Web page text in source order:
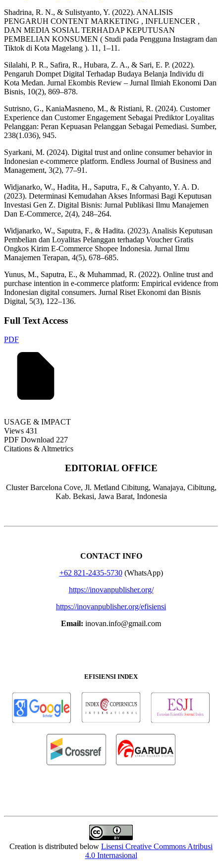
Shadrina, R. N., & Sulistyanto, Y. (2022). ANALISIS
PENGARUH CONTENT MARKETING , INFLUENCER ,
DAN MEDIA SOSIAL TERHADAP KEPUTUSAN
PEMBELIAN KONSUMEN ( Studi pada Pengguna Instagram dan
Tiktok di Kota Magelang ). 11, 1–11.
Silalahi, P. R., Safira, R., Hubara, Z. A., & Sari, E. P. (2022).
Pengaruh Dompet Digital Terhadap Budaya Belanja Individu di
Kota Medan. Jurnal Ekombis Review – Jurnal Ilmiah Ekonomi Dan
Bisnis, 10(2), 869–878.
Sutrisno, G., KaniaMasneno, M., & Ristiani, R. (2024). Customer
Experience dan Customer Engagement Sebagai Prediktor Loyalitas
Pelanggan: Peran Kepuasan Pelanggan Sebagai Pemediasi. Sumber,
238(1.036), 945.
Syarkani, M. (2024). Digital trust and online consumer behavior in
Indonesian e-commerce platform. Endless Journal of Business and
Management, 3(2), 77–91.
Widjanarko, W., Hadita, H., Saputra, F., & Cahyanto, Y. A. D.
(2023). Determinasi Kemudahan Akses Informasi Bagi Keputusan
Investasi Gen Z. Digital Bisnis: Jurnal Publikasi Ilmu Manajemen
Dan E-Commerce, 2(4), 248–264.
Widjanarko, W., Saputra, F., & Hadita. (2023). Analisis Keputusan
Pembelian dan Loyalitas Pelanggan terhadap Voucher Gratis
Ongkos Kirim E-Commerce Shopee Indonesia. Jurnal Ilmu
Manajemen Terapan, 4(5), 678–685.
Yunus, M., Saputra, E., & Muhammad, R. (2022). Online trust and
purchase intention in e-commerce platform: Empirical evidence from
Indonesian digital consumers. Jurnal Riset Ekonomi dan Bisnis
Digital, 5(3), 122–136.
Full Text Access
PDF
USAGE & IMPACT
Views 431
PDF Download 227
Citations & Altmetrics
EDITORIAL OFFICE
Cluster Barcelona Cove, Jl. Metland Cibitung, Wanajaya, Cibitung,
Kab. Bekasi, Jawa Barat, Indonesia
CONTACT INFO
+62 821-2435-5730 (WhatsApp)
https://inovanpublisher.org/
https://inovanpublisher.org/efisiensi
Email: inovan.info@gmail.com
EFISIENSI INDEX
Creation is distributed below Lisensi Creative Commons Atribusi
4.0 Internasional